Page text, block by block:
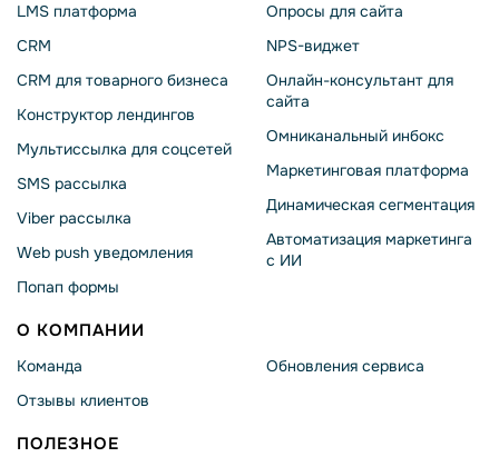
LMS платформа
CRM
CRM для товарного бизнеса
Конструктор лендингов
Мультиссылка для соцсетей
SMS рассылка
Viber рассылка
Web push уведомления
Попап формы
Опросы для сайта
NPS-виджет
Онлайн-консультант для
сайта
Омниканальный инбокс
Маркетинговая платформа
Динамическая сегментация
Автоматизация маркетинга
с ИИ
О КОМПАНИИ
Команда
Отзывы клиентов
Обновления сервиса
ПОЛЕЗНОЕ